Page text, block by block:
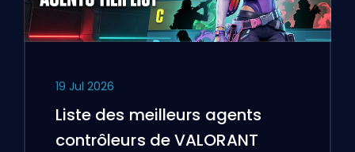
19 Jul 2026
Liste des meilleurs agents
contrôleurs de VALORANT